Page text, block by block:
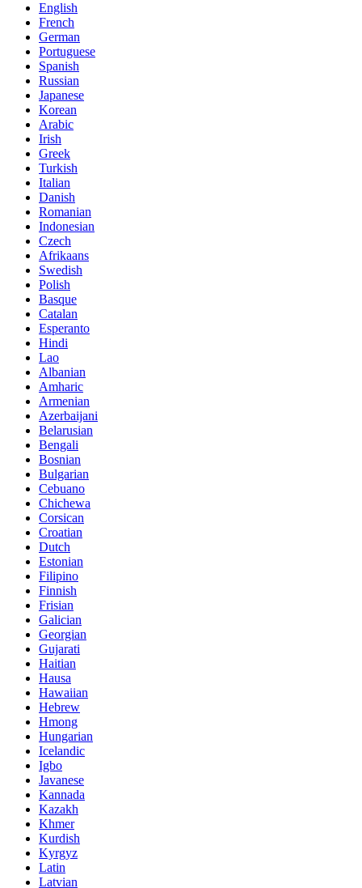
English
French
German
Portuguese
Spanish
Russian
Japanese
Korean
Arabic
Irish
Greek
Turkish
Italian
Danish
Romanian
Indonesian
Czech
Afrikaans
Swedish
Polish
Basque
Catalan
Esperanto
Hindi
Lao
Albanian
Amharic
Armenian
Azerbaijani
Belarusian
Bengali
Bosnian
Bulgarian
Cebuano
Chichewa
Corsican
Croatian
Dutch
Estonian
Filipino
Finnish
Frisian
Galician
Georgian
Gujarati
Haitian
Hausa
Hawaiian
Hebrew
Hmong
Hungarian
Icelandic
Igbo
Javanese
Kannada
Kazakh
Khmer
Kurdish
Kyrgyz
Latin
Latvian